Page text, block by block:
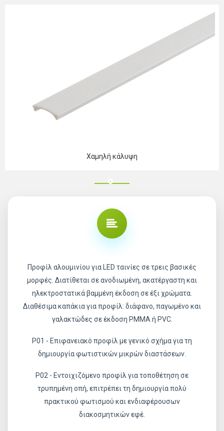
Χαμηλή κάλυψη
Προφίλ αλουμινίου για LED ταινίες σε τρεις βασικές
μορφές. Διατίθεται σε ανοδιωμένη, ακατέργαστη και
ηλεκτροστατικά βαμμένη έκδοση σε έξι χρώματα.
Διαθέσιμα καπάκια για προφίλ: διάφανο, παγωμένο και
γαλακτώδες σε έκδοση PMMA ή PVC.
P01 - Επιφανειακό προφίλ με γενικό σχήμα για τη
δημιουργία φωτιστικών μικρών διαστάσεων.
P02 - Εντοιχιζόμενο προφίλ για τοποθέτηση σε
τρυπημένη οπή, επιτρέπει τη δημιουργία πολύ
πρακτικού φωτισμού και ενδιαφέρουσων
διακοσμητικών εφέ.